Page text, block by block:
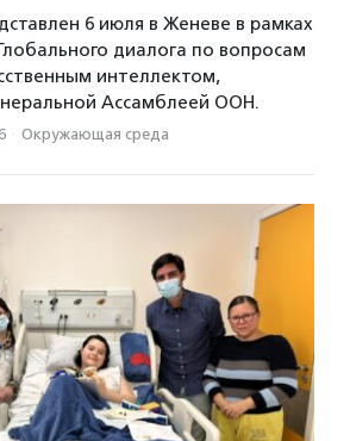
6 июля в Женеве в рамках
диалога по вопросам
интеллектом,
Ассамблеей ООН.
· Окружающая среда